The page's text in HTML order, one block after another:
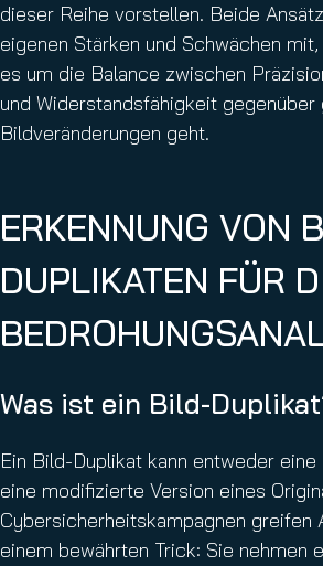
dieser Reihe vorstellen. Beide
eigenen Stärken und Schwächen
es um die Balance zwischen
und Widerstandsfähigkeit gegenüber
Bildveränderungen geht.
ERKENNUNG VON
DUPLIKATEN FÜR
Was ist ein Bild-
Ein Bild-Duplikat kann entweder
eine modifizierte Version eines
Cybersicherheitskampagnen greifen
einem bewährten Trick: Sie nehmen